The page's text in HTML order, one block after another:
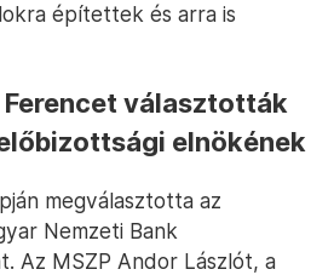
építettek és arra is
Ferencet választották
elnökének
megválasztotta az
Nemzeti Bank
Az MSZP Andor Lászlót, a